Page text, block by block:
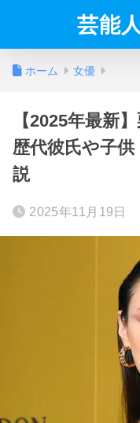
芸能
ホーム 女優
【2025年最新
歴代彼氏や子
説
2025年11月19日